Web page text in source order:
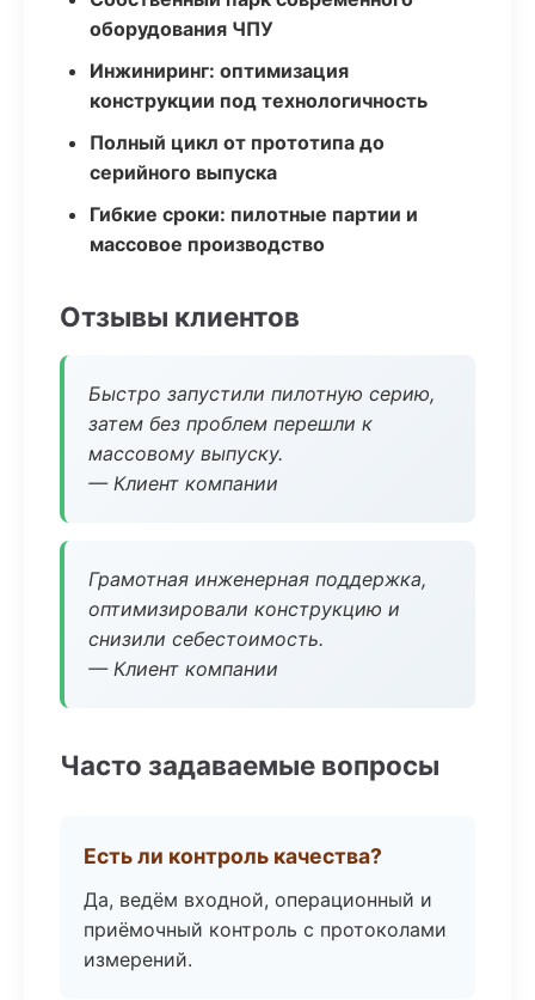
оборудования ЧПУ
Инжиниринг: оптимизация
конструкции под технологичность
Полный цикл от прототипа до
серийного выпуска
Гибкие сроки: пилотные партии и
массовое производство
Отзывы клиентов
Быстро запустили пилотную серию,
затем без проблем перешли к
массовому выпуску.
— Клиент компании
Грамотная инженерная поддержка,
оптимизировали конструкцию и
снизили себестоимость.
— Клиент компании
Часто задаваемые вопросы
Есть ли контроль качества?
Да, ведём входной, операционный и
приёмочный контроль с протоколами
измерений.